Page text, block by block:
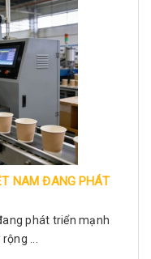
NAM ĐANG PHÁT
phát triển mạnh
...